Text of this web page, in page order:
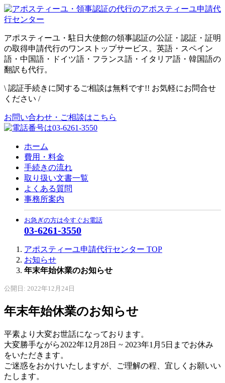
アポスティーユ・駐日大使館の領事認証の公証・認証・証明
の取得申請代行のワンストップサービス。英語・スペイン
語・中国語・ドイツ語・フランス語・イタリア語・韓国語の
翻訳も代行。
\ 認証手続きに関するご相談は無料です!! お気軽にお問合せ
ください /
お問い合わせ・ご相談はこちら
ホーム
費用・料金
手続きの流れ
取り扱い文書一覧
よくある質問
事務所案内
お急ぎの方は今すぐお電話
03-6261-3550
アポスティーユ申請代行センター TOP
お知らせ
年末年始休業のお知らせ
公開日: 2022年12月24日
年末年始休業のお知らせ
平素より大変お世話になっております。
大変勝手ながら2022年12月28日 ~ 2023年1月5日までお休み
をいただきます。
ご迷惑をおかけいたしますが、ご理解の程、宜しくお願いい
たします。